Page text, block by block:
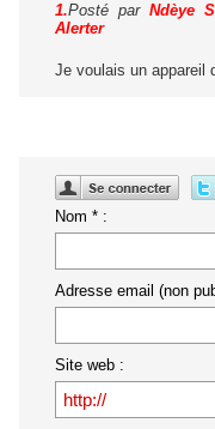
1.Posté par Ndèye
Alerter
Je voulais un appareil
Nom * :
Adresse email (non
Site web :